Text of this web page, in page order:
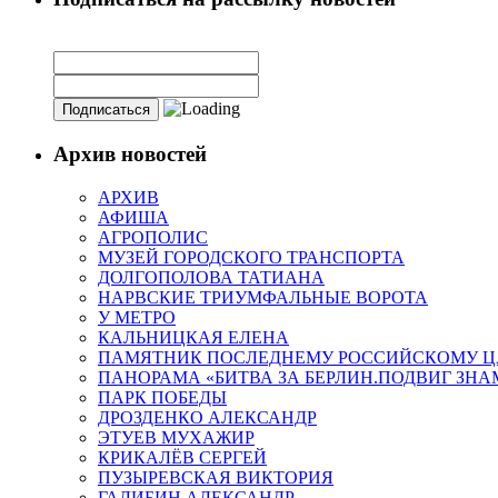
Архив новостей
АРХИВ
АФИША
АГРОПОЛИС
МУЗЕЙ ГОРОДСКОГО ТРАНСПОРТА
ДОЛГОПОЛОВА ТАТИАНА
НАРВСКИЕ ТРИУМФАЛЬНЫЕ ВОРОТА
У МЕТРО
КАЛЬНИЦКАЯ ЕЛЕНА
ПАМЯТНИК ПОСЛЕДНЕМУ РОССИЙСКОМУ
ПАНОРАМА «БИТВА ЗА БЕРЛИН.ПОДВИГ
ПАРК ПОБЕДЫ
ДРОЗДЕНКО АЛЕКСАНДР
ЭТУЕВ МУХАЖИР
КРИКАЛЁВ СЕРГЕЙ
ПУЗЫРЕВСКАЯ ВИКТОРИЯ